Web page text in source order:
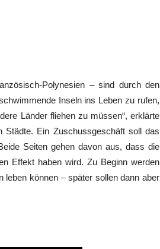
Polynesien – sind durch den
Inseln ins Leben zu rufen,
Länder fliehen zu müssen“, erklärte
Städte. Ein Zuschussgeschäft soll das
Seiten gehen davon aus, dass die
Effekt haben wird. Zu Beginn werden
können – später sollen dann aber